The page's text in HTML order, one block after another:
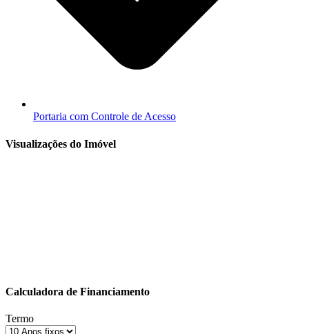
Portaria com Controle de Acesso
Visualizações do Imóvel
Calculadora de Financiamento
Termo